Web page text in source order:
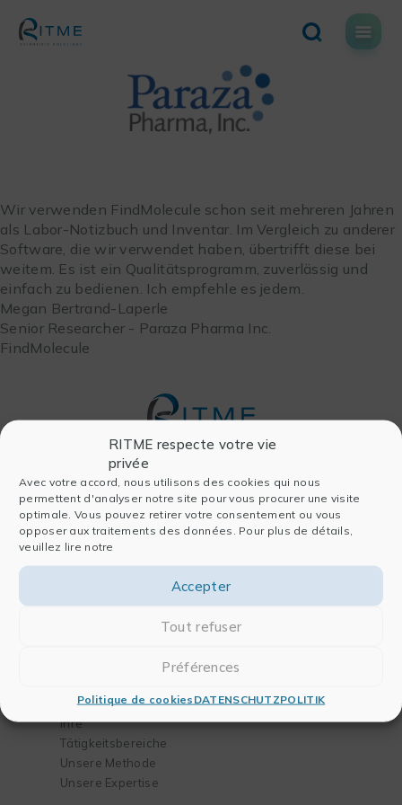
RITME respecte votre vie
privée
Avec votre accord, nous utilisons des cookies qui nous
permettent d'analyser notre site pour vous procurer une visite
optimale. Vous pouvez retirer votre consentement ou vous
opposer aux traitements des données. Pour plus de détails,
veuillez lire notre
Accepter
Tout refuser
Préférences
Politique de cookies DATENSCHUTZPOLITIK
content
Wir verwenden FindMolecule schon seit mehreren Jahren
als Labor-Notizbuch und Inventar. Im Vergleich zu anderer
Software, die wir verwendet haben, übertrifft diese bei
weitem. Es ist ein Qualitätsprogramm, zuverlässig und
einfach zu bedienen. Ich empfehle es jedem.
Megan Bertrand-Laperle
Senior Researcher - Paraza Pharma Inc.
FindMolecule
Firma
Wer sind wir
Seite Geschichte
Unser Team
Blog
Software
Für die Datenanalyse
Für Chemie und
Biologie
Für das Engineering
Ihre Bedürfnisse
Ihre
Tätigkeitsbereiche
Unsere Methode
Unsere Expertise
Training
Unser Katalog